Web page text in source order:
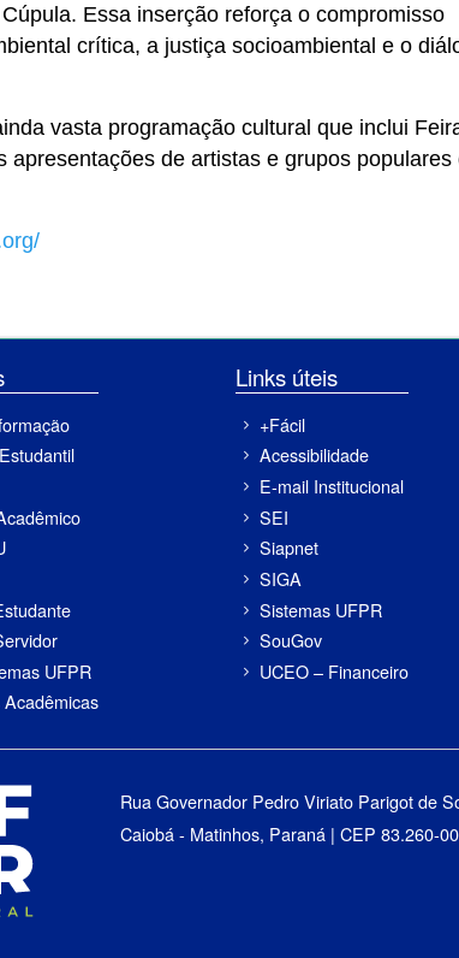
Essa inserção reforça o compromisso
crítica, a justiça socioambiental e o
vasta programação cultural que inclui
de artistas e grupos populares
UFPR
Links úteis
+Fácil
Acessibilidade
E-mail Institucional
SEI
Siapnet
SIGA
Sistemas UFPR
SouGov
UCEO – Financeiro
Rua Governador Pedro Viriato Parigot de
Caiobá - Matinhos, Paraná | CEP 83.260-